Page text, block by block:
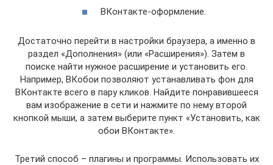
ВКонтакте-оформление.
Достаточно перейти в настройки браузера, а именно в
раздел «Дополнения» (или «Расширения»). Затем в
поиске найти нужное расширение и установить его.
Например, ВКобои позволяют устанавливать фон для
ВКонтакте всего в пару кликов. Найдите понравившееся
вам изображение в сети и нажмите по нему второй
кнопкой мыши, а затем выберите пункт «Установить, как
обои ВКонтакте».
Третий способ – плагины и программы. Использовать их